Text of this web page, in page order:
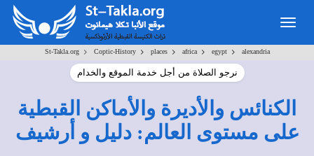
St-Takla.org> Coptic-History> places> africa> egypt> alexandria
نرجو الصلاة من أجل خدمة الموقع والخدام
الكنائس والأديرة والأماكن القبطية
على مستوى العالم: دليل و أرشيف